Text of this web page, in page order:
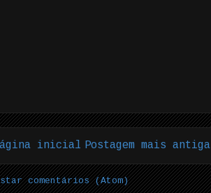
Postagem mais antiga
inicial
comentários (Atom)